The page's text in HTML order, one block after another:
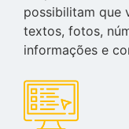
possibilitam que
textos, fotos,
informações e